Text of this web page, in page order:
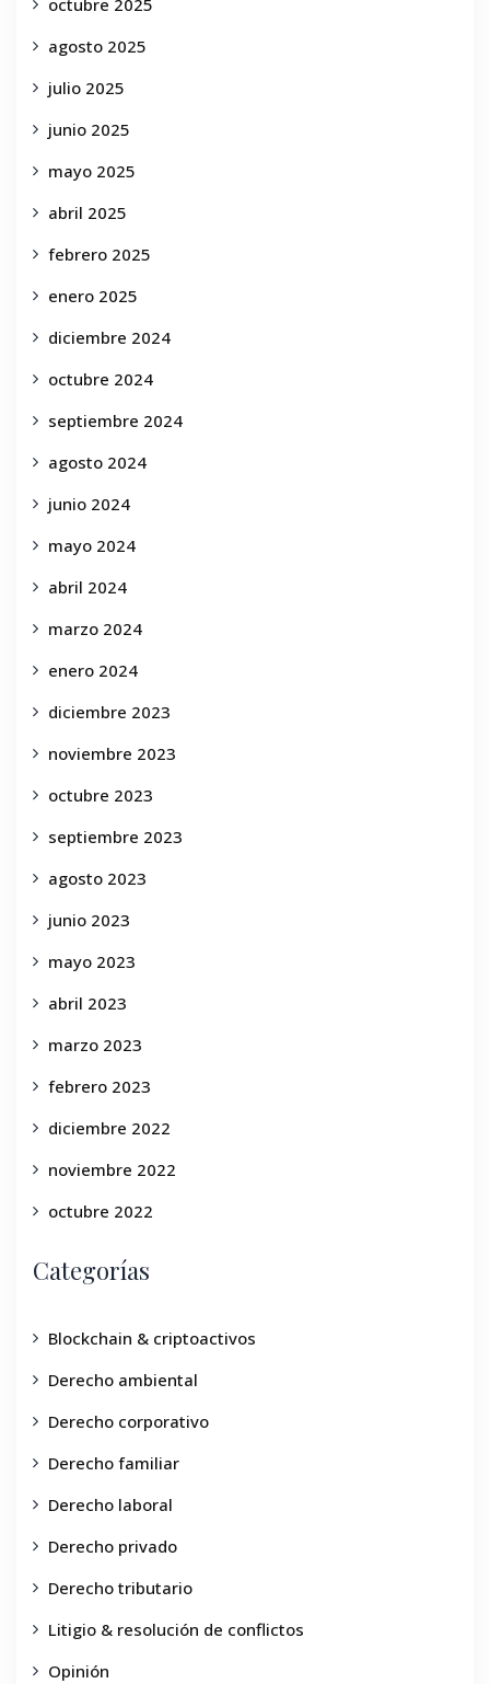
octubre 2025
agosto 2025
julio 2025
junio 2025
mayo 2025
abril 2025
febrero 2025
enero 2025
diciembre 2024
octubre 2024
septiembre 2024
agosto 2024
junio 2024
mayo 2024
abril 2024
marzo 2024
enero 2024
diciembre 2023
noviembre 2023
octubre 2023
septiembre 2023
agosto 2023
junio 2023
mayo 2023
abril 2023
marzo 2023
febrero 2023
diciembre 2022
noviembre 2022
octubre 2022
Categorías
Blockchain & criptoactivos
Derecho ambiental
Derecho corporativo
Derecho familiar
Derecho laboral
Derecho privado
Derecho tributario
Litigio & resolución de conflictos
Opinión